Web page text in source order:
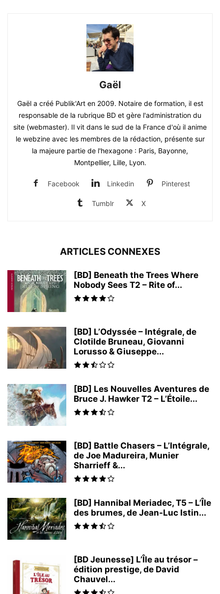
Gaël
Gaël a créé Publik'Art en 2009. Notaire de formation, il est
responsable de la rubrique BD et gère l'administration du
site (webmaster). Il vit dans le sud de la France d'où il anime
le webzine avec les membres de la rédaction, présente sur
la majeure partie de l'hexagone : Paris, Bayonne,
Montpellier, Lille, Lyon.
Facebook Linkedin Pinterest
Tumblr X
ARTICLES CONNEXES
[BD] Beneath the Trees Where
Nobody Sees T2 – Rite of...
[BD] L’Odyssée – Intégrale, de
Clotilde Bruneau, Giovanni
Lorusso & Giuseppe...
[BD] Les Nouvelles Aventures de
Bruce J. Hawker T2 – L’Étoile...
[BD] Battle Chasers – L’Intégrale,
de Joe Madureira, Munier
Sharrieff &...
[BD] Hannibal Meriadec, T5 – L’Île
des brumes, de Jean-Luc Istin...
[BD Jeunesse] L’Île au trésor –
édition prestige, de David
Chauvel...